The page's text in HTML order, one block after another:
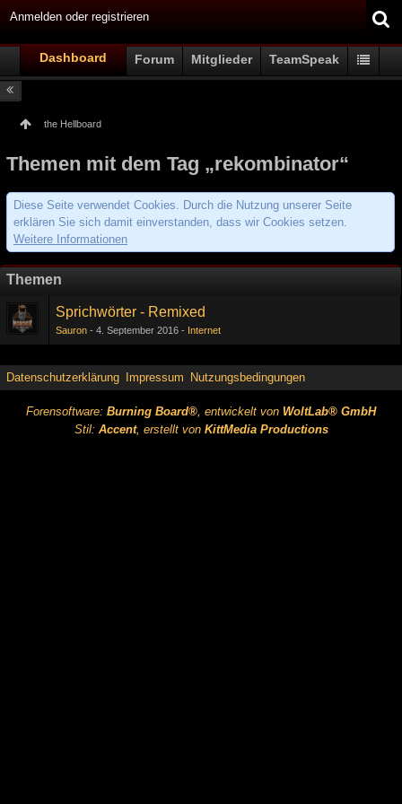
Anmelden oder registrieren
Dashboard Forum Mitglieder TeamSpeak
the Hellboard
Themen mit dem Tag „rekombinator“
Diese Seite verwendet Cookies. Durch die Nutzung unserer Seite
erklären Sie sich damit einverstanden, dass wir Cookies setzen.
Weitere Informationen
Themen
Sprichwörter - Remixed
Sauron 4. September 2016 Internet
Datenschutzerklärung Impressum Nutzungsbedingungen
Forensoftware: Burning Board®, entwickelt von WoltLab® GmbH
Stil: Accent, erstellt von KittMedia Productions